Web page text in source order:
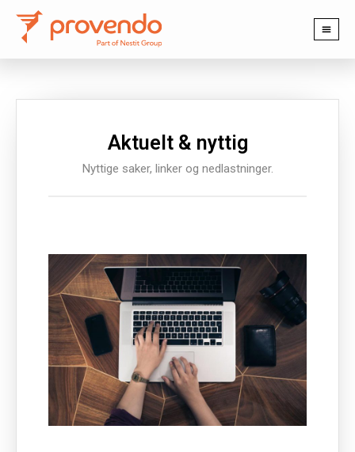
Aktuelt & nyttig
Nyttige saker, linker og nedlastninger.